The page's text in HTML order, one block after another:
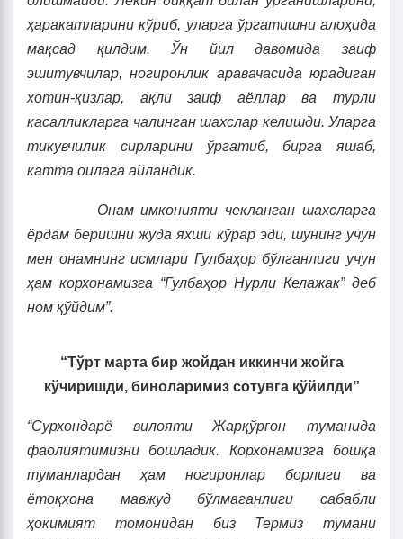
ҳаракатларини кўриб, уларга ўргатишни алоҳида
мақсад қилдим. Ўн йил давомида заиф
эшитувчилар, ногиронлик аравачасида юрадиган
хотин-қизлар, ақли заиф аёллар ва турли
касалликларга чалинган шахслар келишди. Уларга
тикувчилик сирларини ўргатиб, бирга яшаб,
катта оилага айландик.
Онам имконияти чекланган шахсларга
ёрдам беришни жуда яхши кўрар эди, шунинг учун
мен онамнинг исмлари Гулбаҳор бўлганлиги учун
ҳам корхонамизга “Гулбаҳор Нурли Келажак” деб
ном қўйдим”.
“Тўрт марта бир жойдан иккинчи жойга
кўчиришди, биноларимиз сотувга қўйилди”
“Сурхондарё вилояти Жарқўрғон туманида
фаолиятимизни бошладик. Корхонамизга бошқа
туманлардан ҳам ногиронлар борлиги ва
ётоқхона мавжуд бўлмаганлиги сабабли
ҳокимият томонидан биз Термиз тумани